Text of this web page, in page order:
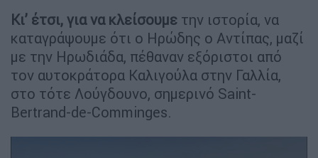
Κι’ έτσι, για να κλείσουμε την ιστορία, να
καταγράψουμε ότι ο Ηρώδης ο Αντίπας, μαζί
με την Ηρωδιάδα, πέθαναν εξόριστοι από
τον αυτοκράτορα Καλιγούλα στην Γαλλία,
στο τότε Λούγδουνο, σημερινό Saint-
Bertrand-de-Comminges.